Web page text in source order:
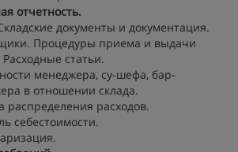
отчетность.
документы и документация.
Процедуры приема и выдачи
статьи.
менеджера, су-шефа, бар-
в отношении склада.
распределения расходов.
себестоимости.